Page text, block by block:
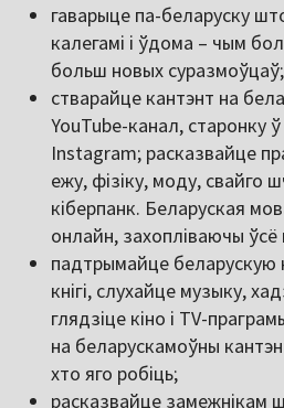
гаварыце па-беларуску
калегамі і ўдома – чым
больш новых суразмоўцаў;
стварайце кантэнт на
YouTube-канал, старонку ў
Instagram; расказвайце
ежу, фізіку, моду, свайго
кіберпанк. Беларуская
онлайн, захопліваючы
падтрымайце беларускую
кнігі, слухайце музыку,
глядзіце кіно і TV-
на беларускамоўны
хто яго робіць;
расказвайце замежнікам